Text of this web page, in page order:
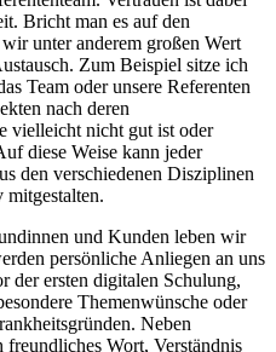
Bricht man es auf den
unter anderem großen Wert
Zum Beispiel sitze ich
Team oder unsere Referenten
nach deren
vielleicht nicht gut ist oder
diese Weise kann jeder
den verschiedenen Disziplinen
mitgestalten.
und Kunden leben wir
persönliche Anliegen an uns
der ersten digitalen Schulung,
Themenwünsche oder
Neben
Wort, Verständnis